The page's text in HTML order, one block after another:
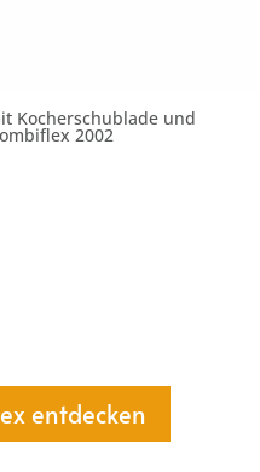
Kocherschublade und
2002
entdecken